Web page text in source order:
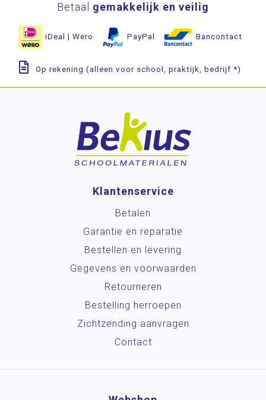
Betaal gemakkelijk en veilig
iDeal | Wero PayPal Bancontact
Op rekening (alleen voor school, praktijk, bedrijf *)
Klantenservice
Betalen
Garantie en reparatie
Bestellen en levering
Gegevens en voorwaarden
Retourneren
Bestelling herroepen
Zichtzending aanvragen
Contact